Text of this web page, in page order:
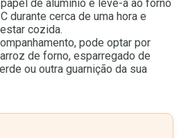
de alumínio e leve-a ao forno
durante cerca de uma hora e
cozida.
pode optar por
de forno, esparregado de
ou outra guarnição da sua